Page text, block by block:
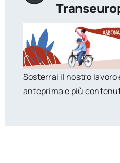
Sosterrai il nostro
anteprima e più